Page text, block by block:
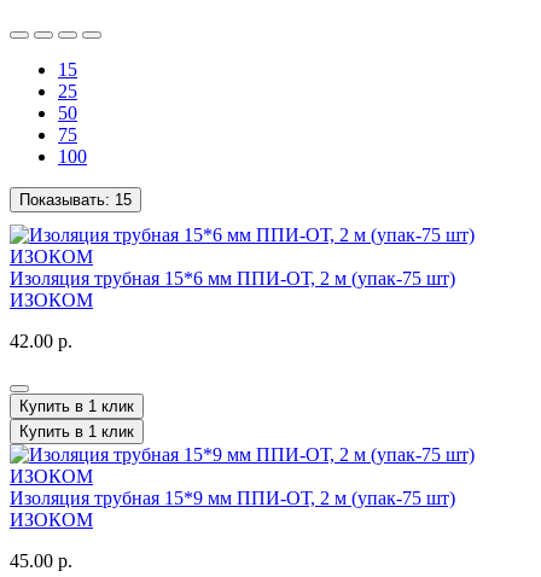
15
25
50
75
100
Показывать: 15
Изоляция трубная 15*6 мм ППИ-ОТ, 2 м (упак-75 шт)
ИЗОКОМ
42.00 р.
Купить в 1 клик
Купить в 1 клик
Изоляция трубная 15*9 мм ППИ-ОТ, 2 м (упак-75 шт)
ИЗОКОМ
45.00 р.